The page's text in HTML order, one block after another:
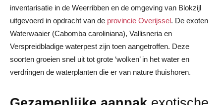
inventarisatie in de Weerribben en de omgeving van Blokzijl
uitgevoerd in opdracht van de provincie Overijssel. De exoten
Waterwaaier (Cabomba caroliniana), Vallisneria en
Verspreidbladige waterpest zijn toen aangetroffen. Deze
soorten groeien snel uit tot grote ‘wolken’ in het water en
verdringen de waterplanten die er van nature thuishoren.